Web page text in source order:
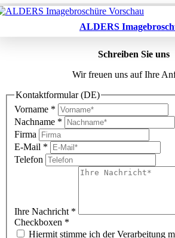
ALDERS
Schreiben Sie uns
Wir freuen uns auf Ihre
Kontaktformular (DE)
Vorname *
Nachname *
Firma
E-Mail *
Telefon
Ihre Nachricht *
Checkboxen *
Hiermit stimme ich der Verarbeitung